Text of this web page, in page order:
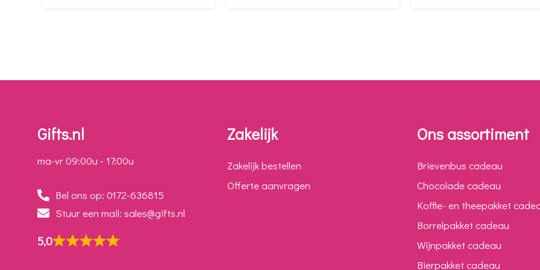
Gifts.nl
ma-vr 09:00u - 17:00u
Bel ons op: 0172-636815
Stuur een mail: sales@gifts.nl
5,0
Zakelijk
Zakelijk bestellen
Offerte aanvragen
Ons assortiment
Brievenbus cadeau
Chocolade cadeau
Koffie- en theepakket
Borrelpakket cadeau
Wijnpakket cadeau
Bierpakket cadeau